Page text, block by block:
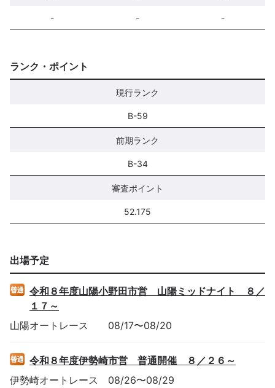
- - -
ランク・ポイント
現行ランク
B-59
前期ランク
B-34
審査ポイント
52.175
出場予定
令和８年度山陽小野田市営 山陽ミッドナイト ８／
１７～
山陽オートレース 08/17〜08/20
令和８年度伊勢崎市営 普通開催 ８／２６～
伊勢崎オートレース 08/26〜08/29